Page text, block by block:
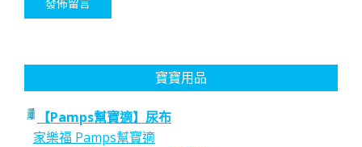
寶寶用品
【Pamps幫寶適】尿布
家樂福 Pamps幫寶適